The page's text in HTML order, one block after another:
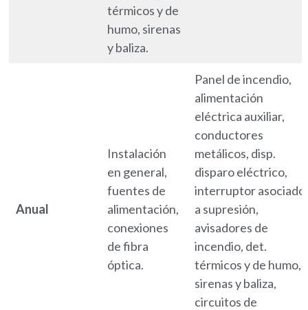
térmicos y de
humo, sirenas
y baliza.
Anual
Instalación
en general,
fuentes de
alimentación,
conexiones
de fibra
óptica.
Panel de incendio,
alimentación
eléctrica auxiliar,
conductores
metálicos, disp.
disparo eléctrico,
interruptor asociado
a supresión,
avisadores de
incendio, det.
térmicos y de humo,
sirenas y baliza,
circuitos de